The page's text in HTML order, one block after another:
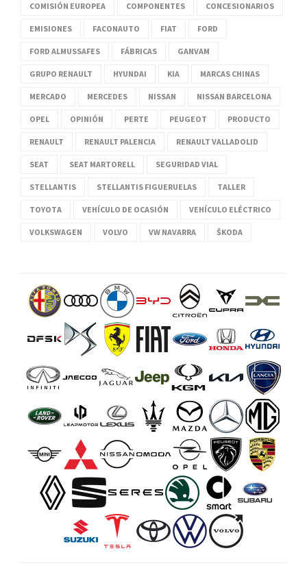
COMISIÓN EUROPEA COMPONENTES CONCESIONARIOS
EMISIONES FACONAUTO FIAT FORD
FORD ALMUSSAFES FÁBRICAS GANVAM
GRUPO RENAULT HYUNDAI KIA MARCAS CHINAS
MERCADO MERCEDES NISSAN NISSAN BARCELONA
OPEL OPINIÓN PERTE PEUGEOT PRODUCTO
RENAULT RENAULT PALENCIA RENAULT VALLADOLID
SEAT SEAT MARTORELL SEGURIDAD VIAL
STELLANTIS STELLANTIS FIGUERUELAS TALLER
TOYOTA VEHÍCULO DE OCASIÓN VEHÍCULO ELÉCTRICO
VOLKSWAGEN VOLVO VW NAVARRA ŠKODA